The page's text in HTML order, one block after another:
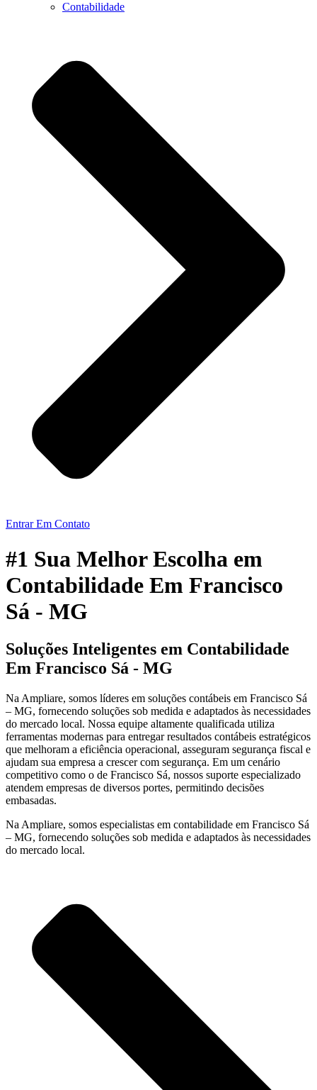
Contabilidade
Entrar Em Contato
#1 Sua Melhor Escolha em
Contabilidade Em Francisco
Sá - MG
Soluções Inteligentes em Contabilidade
Em Francisco Sá - MG
Na Ampliare, somos líderes em soluções contábeis em Francisco Sá
– MG, fornecendo soluções sob medida e adaptados às necessidades
do mercado local. Nossa equipe altamente qualificada utiliza
ferramentas modernas para entregar resultados contábeis estratégicos
que melhoram a eficiência operacional, asseguram segurança fiscal e
ajudam sua empresa a crescer com segurança. Em um cenário
competitivo como o de Francisco Sá, nossos suporte especializado
atendem empresas de diversos portes, permitindo decisões
embasadas.
Na Ampliare, somos especialistas em contabilidade em Francisco Sá
– MG, fornecendo soluções sob medida e adaptados às necessidades
do mercado local.